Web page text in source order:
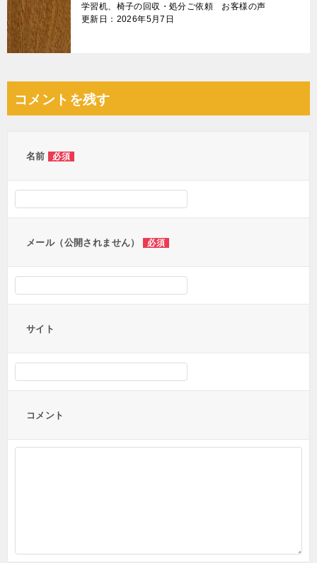
学習机、椅子の回収・処分ご依頼 お客様の声
更新日：2026年5月7日
コメントを残す
名前 必須
メール（公開されません） 必須
サイト
コメント